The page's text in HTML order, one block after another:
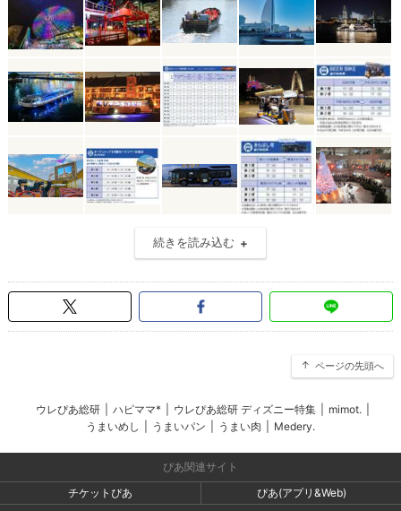
続きを読み込む
ページの先頭へ
ウレぴあ総研 ハピママ* ウレぴあ総研 ディズニー特集 mimot.
うまいめし
うまいパン うまい肉 Medery.
ぴあ関連サイト
チケットぴあ
ぴあ(アプリ&Web)